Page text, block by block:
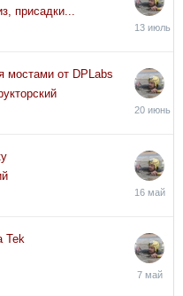
присадки...
13
мостами от DPLabs
20
16
Tek
7